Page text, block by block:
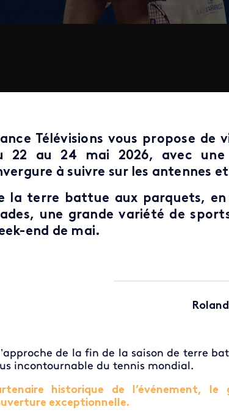
Télévisions vous propose de
22 au 24 mai 2026, avec une
à suivre sur les antennes
la terre battue aux parquets,
une grande variété de
end de mai.
de la fin de la saison de terre
incontournable du tennis mondial.
historique de l’événement,
exceptionnelle.